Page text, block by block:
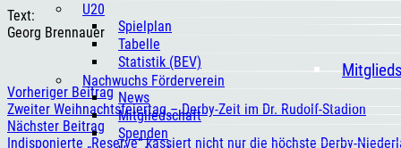
U20
Spielplan
Tabelle
Statistik (BEV)
Nachwuchs Förderverein
News
Mitgliedschaft
Spenden
Text:
Georg Brennauer
Vorheriger Beitrag
Zweiter Weihnachtsfeiertag – Derby-Zeit im Dr. Rudolf-Stadion
Nächster Beitrag
Indisponierte „Reserve“ kassiert nicht nur die höchste Derby-